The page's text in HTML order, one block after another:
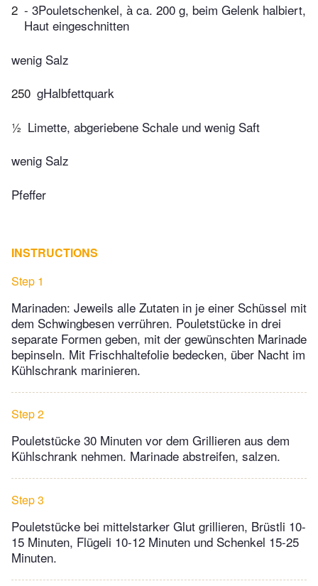
2 - 3Pouletschenkel, à ca. 200 g, beim Gelenk halbiert,
Haut eingeschnitten
wenig Salz
250 gHalbfettquark
½ Limette, abgeriebene Schale und wenig Saft
wenig Salz
Pfeffer
INSTRUCTIONS
Step 1
Marinaden: Jeweils alle Zutaten in je einer Schüssel mit
dem Schwingbesen verrühren. Pouletstücke in drei
separate Formen geben, mit der gewünschten Marinade
bepinseln. Mit Frischhaltefolie bedecken, über Nacht im
Kühlschrank marinieren.
Step 2
Pouletstücke 30 Minuten vor dem Grillieren aus dem
Kühlschrank nehmen. Marinade abstreifen, salzen.
Step 3
Pouletstücke bei mittelstarker Glut grillieren, Brüstli 10-
15 Minuten, Flügeli 10-12 Minuten und Schenkel 15-25
Minuten.